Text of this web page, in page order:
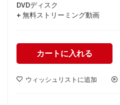
DVDディスク
+ 無料ストリーミング動画
カートに入れる
ウィッシュリストに追加